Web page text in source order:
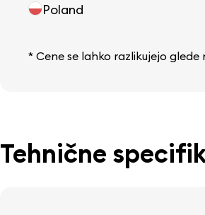
Poland
* Cene se lahko razlikujejo glede
Tehnične